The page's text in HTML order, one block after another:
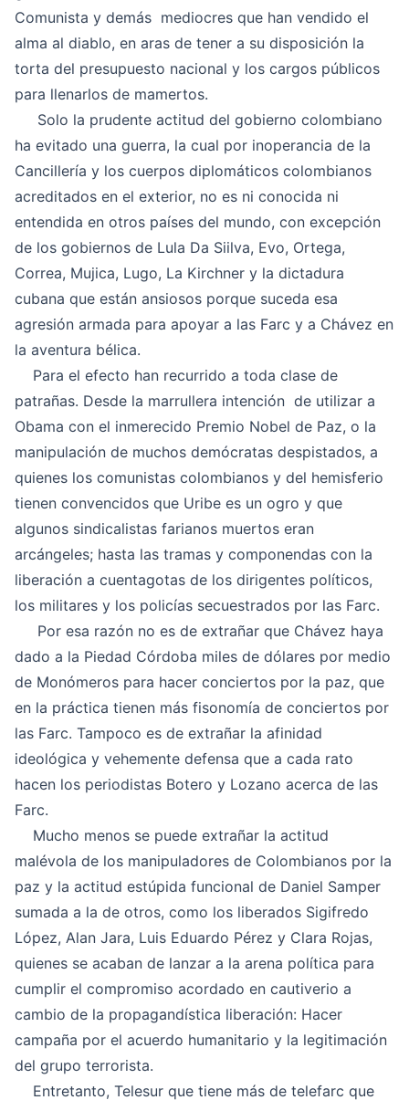
Comunista y demás mediocres que han vendido el
alma al diablo, en aras de tener a su disposición la
torta del presupuesto nacional y los cargos públicos
para llenarlos de mamertos.
Solo la prudente actitud del gobierno colombiano
ha evitado una guerra, la cual por inoperancia de la
Cancillería y los cuerpos diplomáticos colombianos
acreditados en el exterior, no es ni conocida ni
entendida en otros países del mundo, con excepción
de los gobiernos de Lula Da Siilva, Evo, Ortega,
Correa, Mujica, Lugo, La Kirchner y la dictadura
cubana que están ansiosos porque suceda esa
agresión armada para apoyar a las Farc y a Chávez en
la aventura bélica.
Para el efecto han recurrido a toda clase de
patrañas. Desde la marrullera intención de utilizar a
Obama con el inmerecido Premio Nobel de Paz, o la
manipulación de muchos demócratas despistados, a
quienes los comunistas colombianos y del hemisferio
tienen convencidos que Uribe es un ogro y que
algunos sindicalistas farianos muertos eran
arcángeles; hasta las tramas y componendas con la
liberación a cuentagotas de los dirigentes políticos,
los militares y los policías secuestrados por las Farc.
Por esa razón no es de extrañar que Chávez haya
dado a la Piedad Córdoba miles de dólares por medio
de Monómeros para hacer conciertos por la paz, que
en la práctica tienen más fisonomía de conciertos por
las Farc. Tampoco es de extrañar la afinidad
ideológica y vehemente defensa que a cada rato
hacen los periodistas Botero y Lozano acerca de las
Farc.
Mucho menos se puede extrañar la actitud
malévola de los manipuladores de Colombianos por la
paz y la actitud estúpida funcional de Daniel Samper
sumada a la de otros, como los liberados Sigifredo
López, Alan Jara, Luis Eduardo Pérez y Clara Rojas,
quienes se acaban de lanzar a la arena política para
cumplir el compromiso acordado en cautiverio a
cambio de la propagandística liberación: Hacer
campaña por el acuerdo humanitario y la legitimación
del grupo terrorista.
Entretanto, Telesur que tiene más de telefarc que